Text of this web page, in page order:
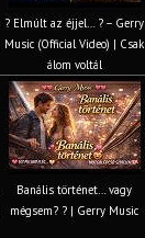
? Elmúlt az éjjel… ? – Gerry
Music (Official Video) | Csak
álom voltál
Banális történet… vagy
mégsem? ? | Gerry Music